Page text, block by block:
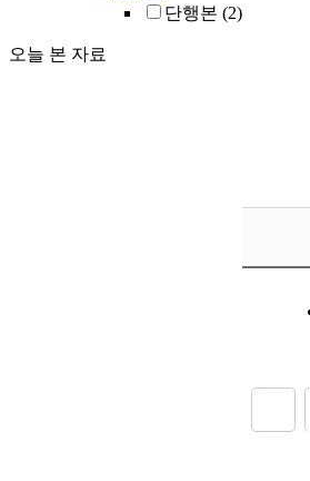
단행본 (2)
오늘 본 자료